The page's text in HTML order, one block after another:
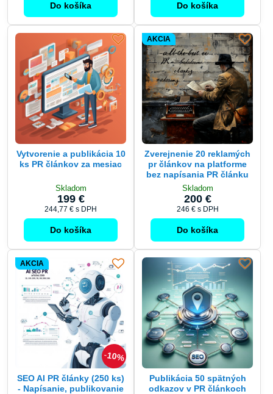
Do košíka Do košíka
Vytvorenie a publikácia 10
ks PR článkov za mesiac
Skladom
199 €
244,77 € s DPH
Do košíka
AKCIA
Zverejnenie 20 reklamých
pr článkov na platforme
bez napísania PR článku
Skladom
200 €
246 € s DPH
Do košíka
10%
AKCIA
SEO AI PR články (250 ks)
- Napísanie, publikovanie
Publikácia 50 spätných
odkazov v PR článkoch